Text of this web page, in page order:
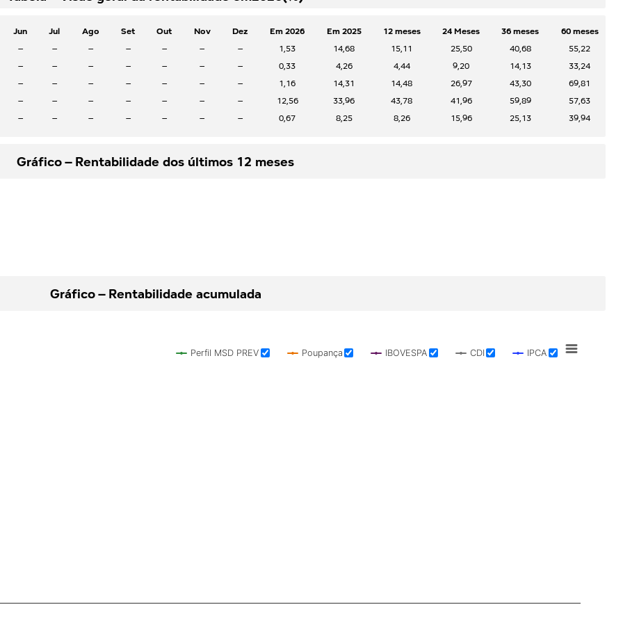
Jun
–
–
–
–
–
Jul
–
–
–
–
–
Ago
–
–
–
–
–
Set
–
–
–
–
–
Out
–
–
–
–
–
Nov
–
–
–
–
–
Dez
–
–
–
–
–
Em 2026
1,53
0,33
1,16
12,56
0,67
Em 2025
14,68
4,26
14,31
33,96
8,25
12 meses
15,11
4,44
14,48
43,78
8,26
24 Meses
25,50
9,20
26,97
41,96
15,96
36 meses
40,68
14,13
43,30
59,89
25,13
60 meses
55,22
33,24
69,81
57,63
39,94
Gráfico – Rentabilidade dos últimos 12 meses
Gráfico – Rentabilidade acumulada
Perfil MSD PREV Poupança IBOVESPA CDI IPCA